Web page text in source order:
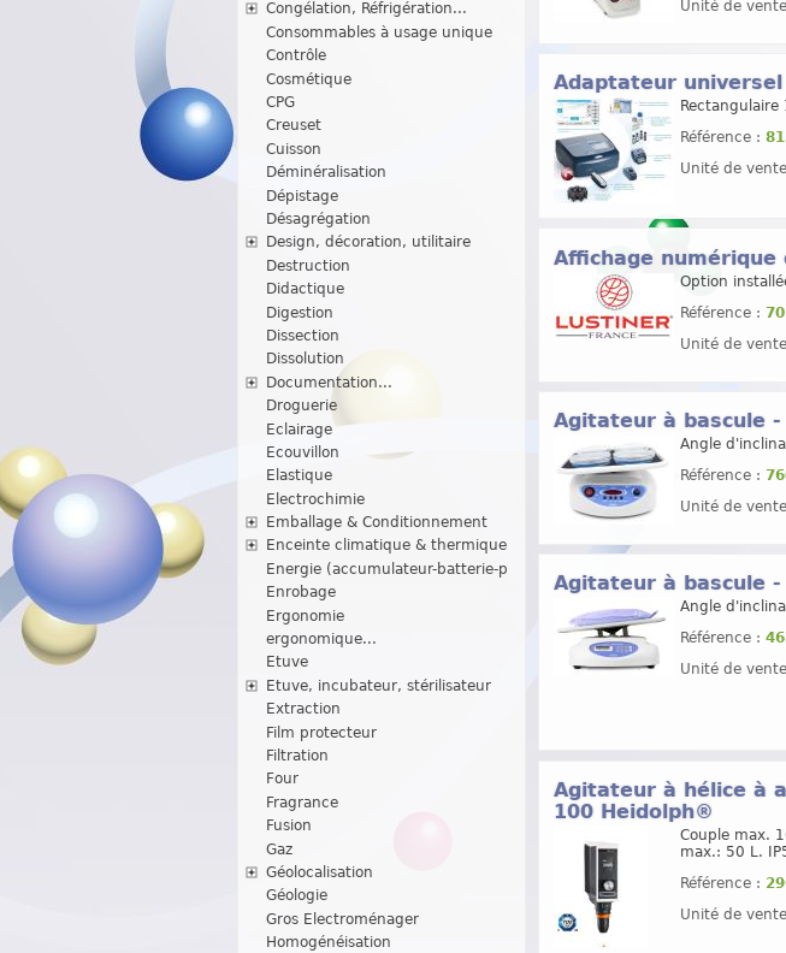
Congélation, Réfrigération...
Consommables à usage unique
Contrôle
Cosmétique
CPG
Creuset
Cuisson
Déminéralisation
Dépistage
Désagrégation
Design, décoration, utilitaire
Destruction
Didactique
Digestion
Dissection
Dissolution
Documentation...
Droguerie
Eclairage
Ecouvillon
Elastique
Electrochimie
Emballage & Conditionnement
Enceinte climatique & thermique
Energie (accumulateur-batterie-p
Enrobage
Ergonomie
ergonomique...
Etuve
Etuve, incubateur, stérilisateur
Extraction
Film protecteur
Filtration
Four
Fragrance
Fusion
Gaz
Géolocalisation
Géologie
Gros Electroménager
Homogénéisation
Unité de
Adaptateur
Référence :
Unité de
Affichage numérique
Option
Référence :
Unité de
Agitateur à bascule
Angle
Référence :
Unité de
Agitateur à bascule
Angle
Référence :
Unité de
Agitateur à hélice à
100 Heidolph®
Couple max.
max.: 50 L.
Référence :
Unité de